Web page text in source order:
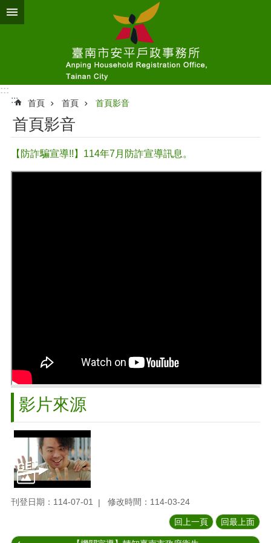
跳到主要內容區塊
:::
:::
首頁 首頁 首頁影音
首頁影音
【防詐騙宣導!!】114年7月防詐宣導訊息。
影片來源
刊登日期：114-07-01 修改時間：114-03-24
回上一頁 回最上面